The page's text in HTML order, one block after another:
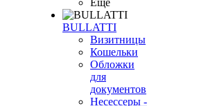
Ещё
BULLATTI
Визитницы
Кошельки
Обложки
для
документов
Несессеры -